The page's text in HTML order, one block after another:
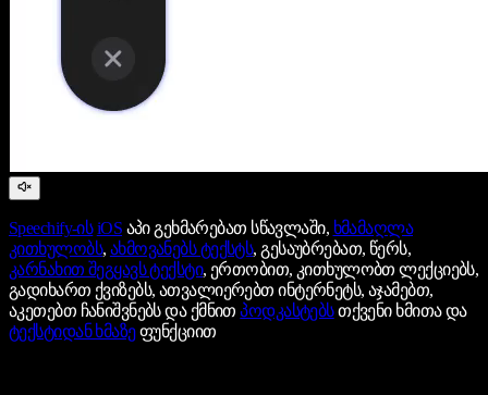
Speechify-ის iOS აპი გეხმარებათ სწავლაში, ხმამაღლა
კითხულობს, ახმოვანებს ტექსტს, გესაუბრებათ, წერს,
კარნახით შეგყავს ტექსტი, ერთობით, კითხულობთ ლექციებს,
გადიხართ ქვიზებს, ათვალიერებთ ინტერნეტს, აჯამებთ,
აკეთებთ ჩანიშვნებს და ქმნითპოდკასტებსთქვენი ხმითა და
ტექსტიდან ხმაზეფუნქციით